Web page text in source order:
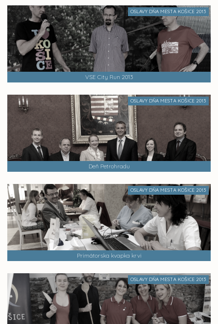
OSLAVY DŇA MESTA KOŠICE 2013
VSE City Run 2013
OSLAVY DŇA MESTA KOŠICE 2013
Deň Petrohradu
OSLAVY DŇA MESTA KOŠICE 2013
Primátorska kvapka krvi
OSLAVY DŇA MESTA KOŠICE 2013